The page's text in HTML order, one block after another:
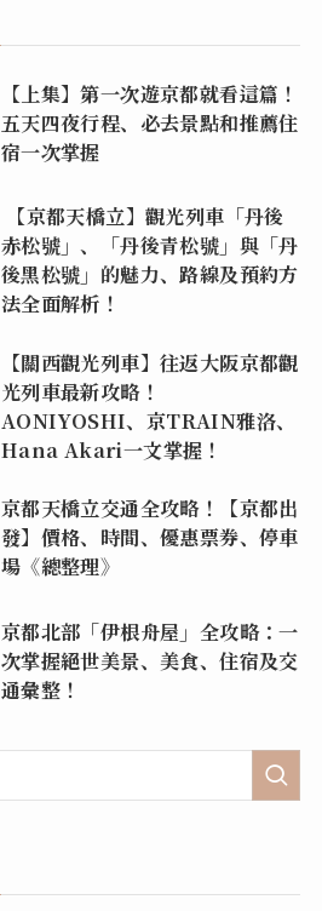
【上集】第一次遊京都就看這篇！
五天四夜行程、必去景點和推薦住
宿一次掌握
【京都天橋立】觀光列車「丹後
赤松號」、「丹後青松號」與「丹
後黑松號」的魅力、路線及預約方
法全面解析！
【關西觀光列車】往返大阪京都觀
光列車最新攻略！
AONIYOSHI、京TRAIN雅洛、
Hana Akari一文掌握！
京都天橋立交通全攻略！【京都出
發】價格、時間、優惠票券、停車
場《總整理》
京都北部「伊根舟屋」全攻略：一
次掌握絕世美景、美食、住宿及交
通彙整！